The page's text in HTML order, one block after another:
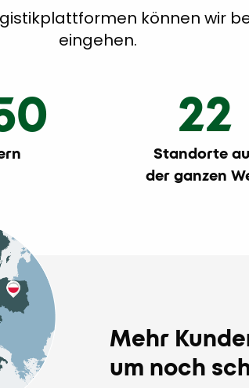
können wir
eingehen.
22
Standorte
der ganzen
Mehr
um noch